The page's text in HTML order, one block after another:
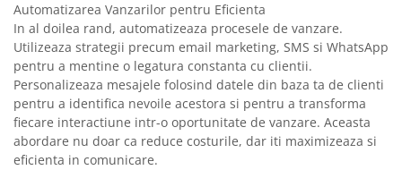
Automatizarea Vanzarilor pentru Eficienta
In al doilea rand, automatizeaza procesele de vanzare.
Utilizeaza strategii precum email marketing, SMS si WhatsApp
pentru a mentine o legatura constanta cu clientii.
Personalizeaza mesajele folosind datele din baza ta de clienti
pentru a identifica nevoile acestora si pentru a transforma
fiecare interactiune intr-o oportunitate de vanzare. Aceasta
abordare nu doar ca reduce costurile, dar iti maximizeaza si
eficienta in comunicare.